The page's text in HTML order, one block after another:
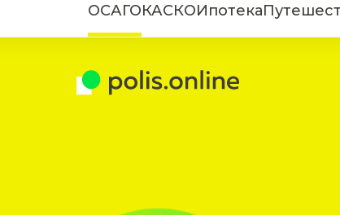
ОСАГОКАСКОИпотека